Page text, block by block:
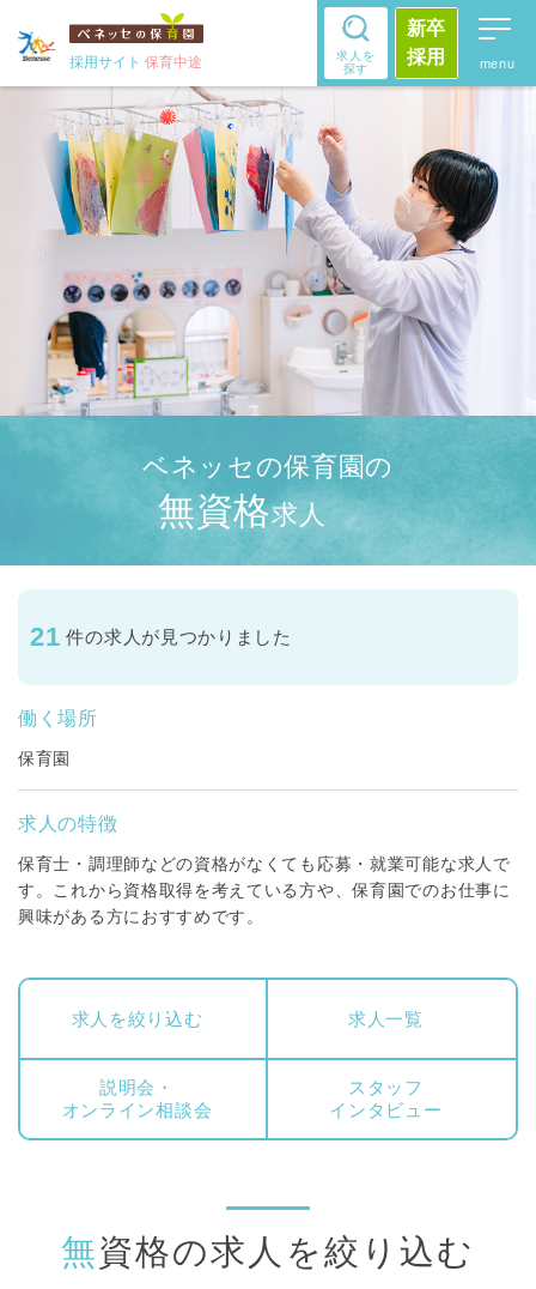
採用サイト 保育中途
求人を
探す
新卒
採用
ベネッセの保育園の
無資格求人
21 件の求人が見つかりました
働く場所
保育園
求人の特徴
保育士・調理師などの資格がなくても応募・就業可能な求人で
す。これから資格取得を考えている方や、保育園でのお仕事に
興味がある方におすすめです。
求人を絞り込む 求人一覧
説明会・
オンライン相談会
スタッフ
インタビュー
無資格の求人を絞り込む